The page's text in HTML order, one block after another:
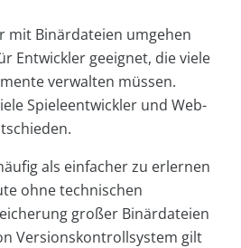
mit Binärdateien umgehen
Entwickler geeignet, die viele
verwalten müssen.
Spieleentwickler und Web-
als einfacher zu erlernen
ohne technischen
großer Binärdateien
Versionskontrollsystem gilt